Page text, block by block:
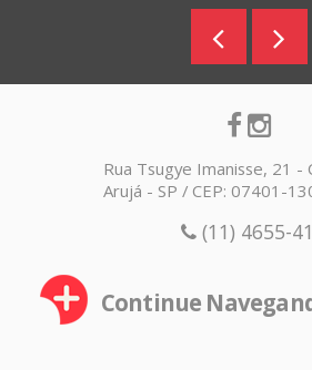
Rua Tsugye Imanisse, 21 -
Arujá - SP / CEP: 07401-
(11) 4655-
Continue